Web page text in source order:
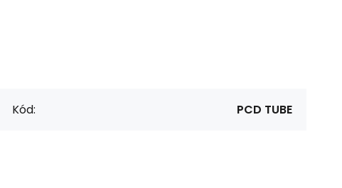
Kód: PCD TUBE